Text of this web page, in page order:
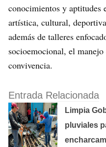
conocimientos y aptitudes
artística, cultural,
además de talleres
socioemocional, el
convivencia.
Entrada Relacionada
Limpia
pluviales